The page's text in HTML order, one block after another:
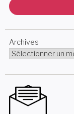
Archives